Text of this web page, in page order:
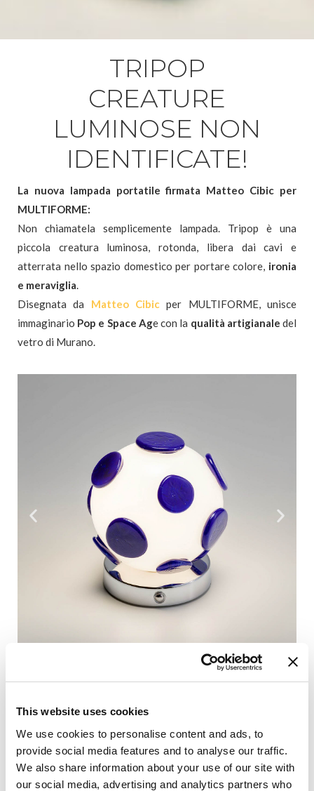
This website uses cookies
We use cookies to personalise content and ads, to
provide social media features and to analyse our traffic.
We also share information about your use of our site with
our social media, advertising and analytics partners who
TRIPOP
CREATURE
LUMINOSE NON
IDENTIFICATE!
La nuova lampada portatile firmata Matteo Cibic per
MULTIFORME:
Non chiamatela semplicemente lampada. Tripop è una
piccola creatura luminosa, rotonda, libera dai cavi e
atterrata nello spazio domestico per portare colore, ironia
e meraviglia.
Disegnata da Matteo Cibic per MULTIFORME, unisce
immaginario Pop e Space Age con la qualità artigianale del
vetro di Murano.
colorate applicate a caldo.
Design portatile: senza cavi, ricaricabile con sistema
USB-C, libera di muoversi nello spazio.
Luce dimmerabile: intensità regolabile con sistema